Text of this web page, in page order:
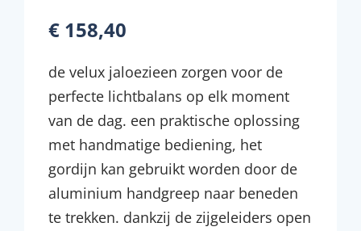
€ 158,40
de velux jaloezieen zorgen voor de
perfecte lichtbalans op elk moment
van de dag. een praktische oplossing
met handmatige bediening, het
gordijn kan gebruikt worden door de
aluminium handgreep naar beneden
te trekken. dankzij de zijgeleiders open